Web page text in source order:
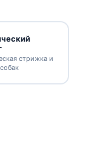
стрижка и